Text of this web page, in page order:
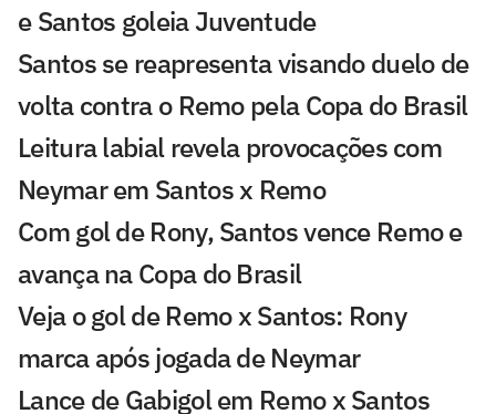
e Santos goleia Juventude
Santos se reapresenta visando duelo de
volta contra o Remo pela Copa do Brasil
Leitura labial revela provocações com
Neymar em Santos x Remo
Com gol de Rony, Santos vence Remo e
avança na Copa do Brasil
Veja o gol de Remo x Santos: Rony
marca após jogada de Neymar
Lance de Gabigol em Remo x Santos